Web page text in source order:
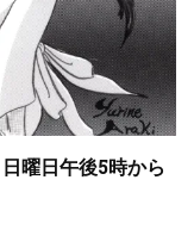
曜日午後5時から